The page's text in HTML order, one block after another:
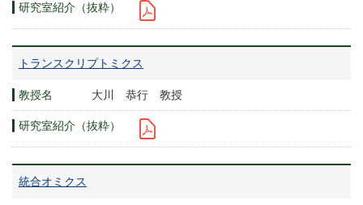
トランスクリプトミクス
大川 恭行 教授
統合オミクス